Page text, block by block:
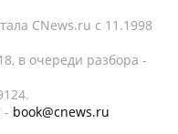
CNews.ru c 11.1998
в очереди разбора -
- book@cnews.ru